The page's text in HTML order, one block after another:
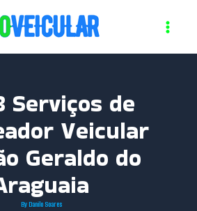
Serviços de
Veicular
Geraldo do
ByDanilo Soares